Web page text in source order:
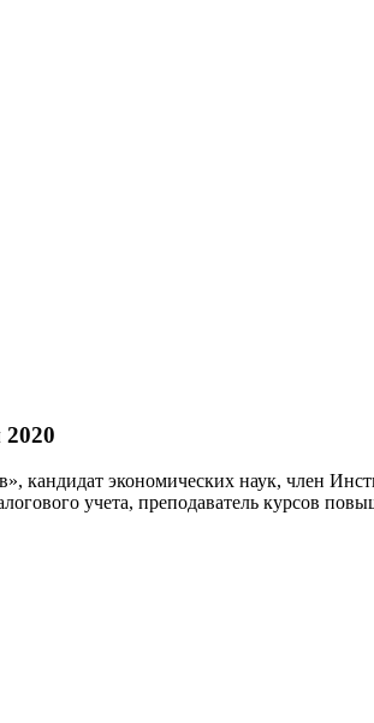
экономических наук, член
учета, преподаватель курсов